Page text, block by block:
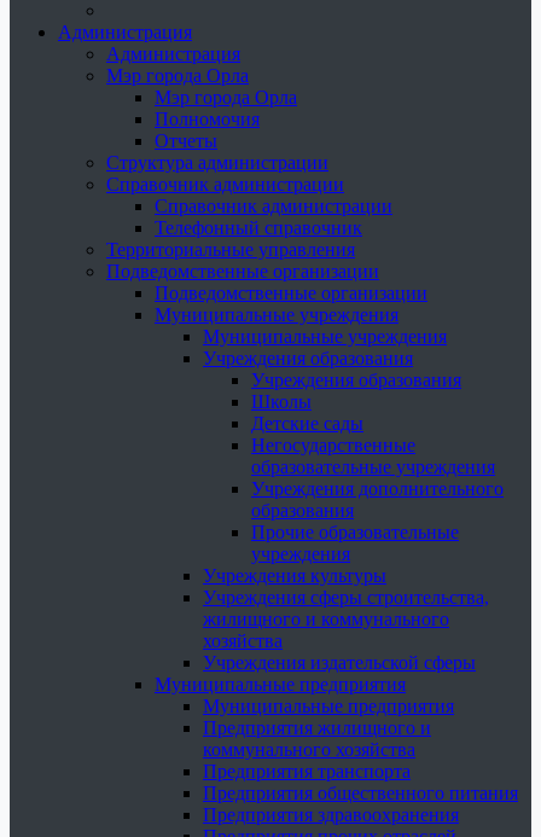
Администрация
Администрация
Мэр города Орла
Мэр города Орла
Полномочия
Отчеты
Структура администрации
Справочник администрации
Справочник администрации
Телефонный справочник
Территориальные управления
Подведомственные организации
Подведомственные организации
Муниципальные учреждения
Муниципальные учреждения
Учреждения образования
Учреждения образования
Школы
Детские сады
Негосударственные
образовательные учреждения
Учреждения дополнительного
образования
Прочие образовательные
учреждения
Учреждения культуры
Учреждения сферы строительства,
жилищного и коммунального
хозяйства
Учреждения издательской сферы
Муниципальные предприятия
Муниципальные предприятия
Предприятия жилищного и
коммунального хозяйства
Предприятия транспорта
Предприятия общественного питания
Предприятия здравоохранения